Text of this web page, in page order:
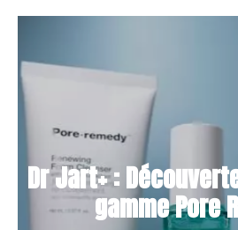
Dr Jart+ :
gamme Pore